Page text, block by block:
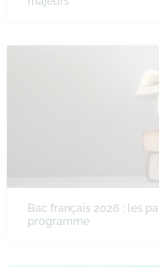
Bac français 2026 : les
programme